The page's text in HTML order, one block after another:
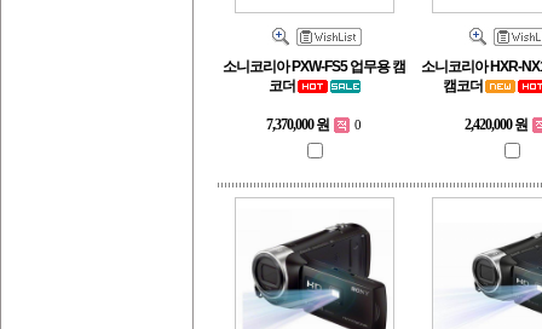
소니코리아 PXW-FS5 업무용 캠
코더
7,370,000 원 0
소니코리아 HXR-
캠코더
2,420,000 원